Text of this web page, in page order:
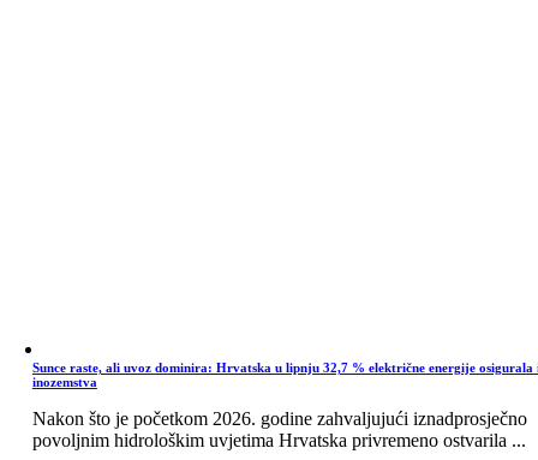
Sunce raste, ali uvoz dominira: Hrvatska u lipnju 32,7 % električne energije osigurala
inozemstva
Nakon što je početkom 2026. godine zahvaljujući iznadprosječno
povoljnim hidrološkim uvjetima Hrvatska privremeno ostvarila ...